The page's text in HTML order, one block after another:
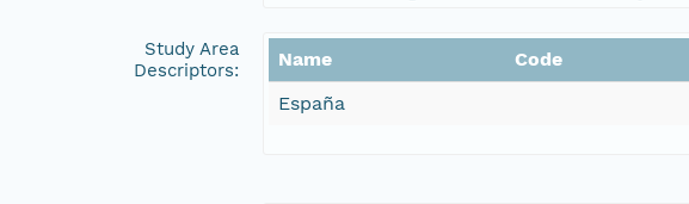
Study Area
Descriptors:
Name Code
España